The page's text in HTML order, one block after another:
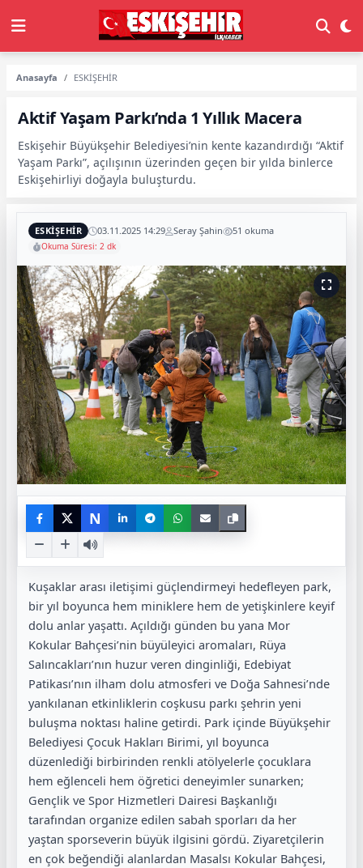
Anasayfa ESKİŞEHİR
Aktif Yaşam Parkı’nda 1 Yıllık Macera
Eskişehir Büyükşehir Belediyesi’nin kente kazandırdığı “Aktif
Yaşam Parkı”, açılışının üzerinden geçen bir yılda binlerce
Eskişehirliyi doğayla buluşturdu.
ESKİŞEHİR 03.11.2025 14:29 Seray Şahin 51 okuma
Okuma Süresi: 2 dk
N
Kuşaklar arası iletişimi güçlendirmeyi hedefleyen park,
bir yıl boyunca hem miniklere hem de yetişkinlere keyif
dolu anlar yaşattı. Açıldığı günden bu yana Mor
Kokular Bahçesi’nin büyüleyici aromaları, Rüya
Salıncakları’nın huzur veren dinginliği, Edebiyat
Patikası’nın ilham dolu atmosferi ve Doğa Sahnesi’nde
yankılanan etkinliklerin coşkusu parkı şehrin yeni
buluşma noktası haline getirdi. Park içinde Büyükşehir
Belediyesi Çocuk Hakları Birimi, yıl boyunca
düzenlediği birbirinden renkli atölyelerle çocuklara
hem eğlenceli hem öğretici deneyimler sunarken;
Gençlik ve Spor Hizmetleri Dairesi Başkanlığı
tarafından organize edilen sabah sporları da her
yaştan sporseverin büyük ilgisini gördü. Ziyaretçilerin
en çok beğendiği alanlardan Masalsı Kokular Bahçesi,